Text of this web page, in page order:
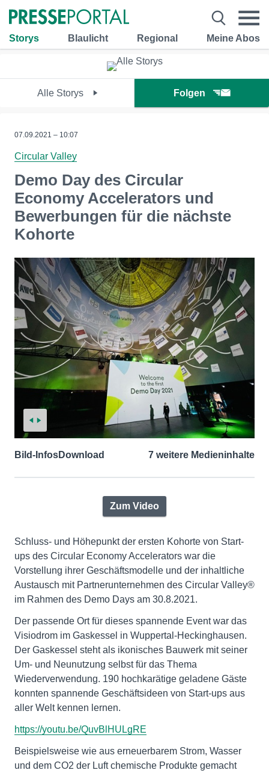
Storys Blaulicht Regional Meine Abos
Alle Storys Folgen
07.09.2021 – 10:07
Circular Valley
Demo Day des Circular
Economy Accelerators und
Bewerbungen für die nächste
Kohorte
Bild-InfosDownload 7 weitere Medieninhalte
Zum Video
Schluss- und Höhepunkt der ersten Kohorte von Start-
ups des Circular Economy Accelerators war die
Vorstellung ihrer Geschäftsmodelle und der inhaltliche
Austausch mit Partnerunternehmen des Circular Valley®
im Rahmen des Demo Days am 30.8.2021.
Der passende Ort für dieses spannende Event war das
Visiodrom im Gaskessel in Wuppertal-Heckinghausen.
Der Gaskessel steht als ikonisches Bauwerk mit seiner
Um- und Neunutzung selbst für das Thema
Wiederverwendung. 190 hochkarätige geladene Gäste
konnten spannende Geschäftsideen von Start-ups aus
aller Welt kennen lernen.
https://youtu.be/QuvBlHULgRE
Beispielsweise wie aus erneuerbarem Strom, Wasser
und dem CO2 der Luft chemische Produkte gemacht